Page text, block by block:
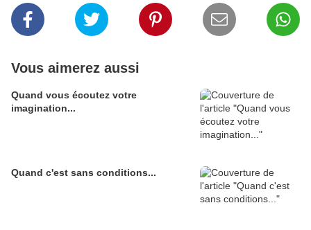
Vous aimerez aussi
Quand vous écoutez votre
imagination...
Quand c'est sans conditions...